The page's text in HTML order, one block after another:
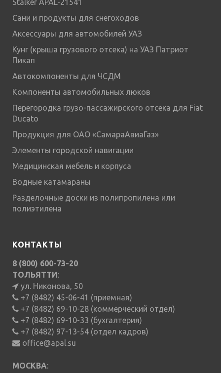
Stalker APAL-21541
Сани и продукты для снегоходов
Аксессуары для автомобилей УАЗ
Кунг (крыша грузового отсека) на УАЗ Патриот
Пикап
Автокомпоненты для ЧСДМ
Компоненты автомобильных люков
Перегородка грузо-пассажирского отсека для Fiat
Ducato
Продукция для ОАО «СамараАвиаГаз»
Элементы городской навигации
Медицинская мебель и корпуса
Водные катамараны
Разделочные доски из полипропилена или
полиэтилена
КОНТАКТЫ
8 (800) 600-73-20
ТОЛЬЯТТИ :
ул. Никонова, 50
+7 (8482) 45-06-41 (приемная)
+7 (8482) 69-10-28 (коммерческий отдел)
+7 (8482) 69-10-33 (бухгалтерия)
+7 (8482) 97-13-54 (отдел кадров)
office@apal.su
МОСКВА: